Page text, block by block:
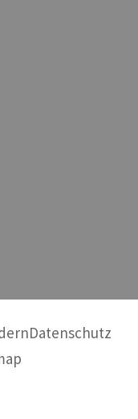
Datenschutz